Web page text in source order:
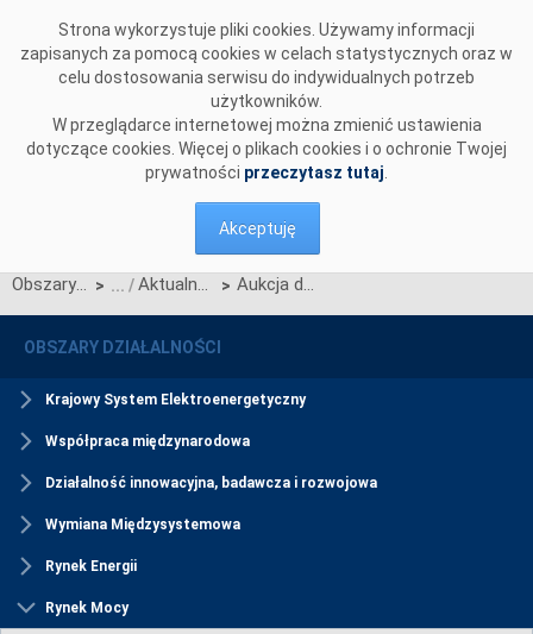
Strona wykorzystuje pliki cookies. Używamy informacji
zapisanych za pomocą cookies w celach statystycznych oraz w
celu dostosowania serwisu do indywidualnych potrzeb
użytkowników.
W przeglądarce internetowej można zmienić ustawienia
dotyczące cookies. Więcej o plikach cookies i o ochronie Twojej
prywatności przeczytasz tutaj
Akceptuję
Obszary działalności > Aktualności Rynku Mocy > Aukcja dodatkowe na 2. i 3. kwartał roku dostaw 2026 zostały zakończone
OBSZARY DZIAŁALNOŚCI
Krajowy System Elektroenergetyczny
Współpraca międzynarodowa
Działalność innowacyjna, badawcza i rozwojowa
Wymiana Międzysystemowa
Rynek Energii
Rynek Mocy